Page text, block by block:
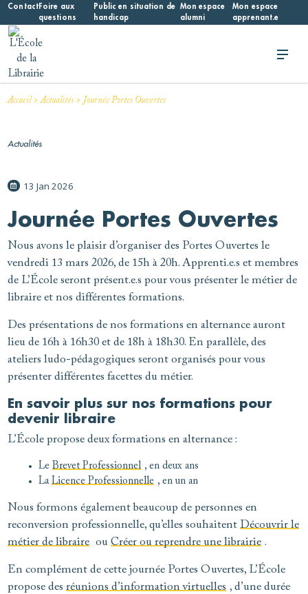
Skip
content
ContactFoire aux
questions
Public en situation de
handicap
Mon espace
alumni
Mon espace
apprenant.e
Accueil>Actualités > Journée Portes Ouvertes
Actualités
13 Jan 2026
Journée Portes Ouvertes
Nous avons le plaisir d’organiser des Portes Ouvertes le
vendredi 13 mars 2026, de 15h à 20h. Apprenti.e.s et membres
de L’École seront présent.e.s pour vous présenter le métier de
libraire et nos différentes formations.
Des présentations de nos formations en alternance auront
lieu de 16h à 16h30 et de 18h à 18h30. En parallèle, des
ateliers ludo-pédagogiques seront organisés pour vous
présenter différentes facettes du métier.
En savoir plus sur nos formations pour
devenir libraire
L’École propose deux formations en alternance :
LeBrevet Professionnel , en deux ans
LaLicence Professionnelle , en un an
Nous formons également beaucoup de personnes en
reconversion professionnelle, qu’elles souhaitentDécouvrir le
métier de libraire ouCréer ou reprendre une librairie .
En complément de cette journée Portes Ouvertes, L’École
propose desréunions d’information virtuelles , d’une durée